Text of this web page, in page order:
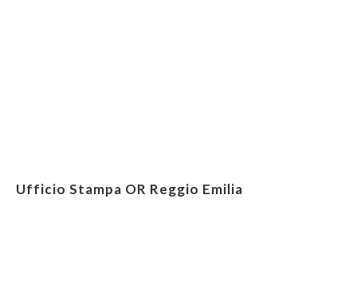
Ufficio Stampa OR Reggio Emilia